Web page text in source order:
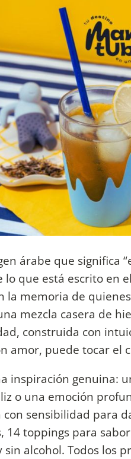
árabe que significa
que está escrito en
la memoria de
mezcla casera de
construida con
amor, puede tocar el
inspiración genuina:
o una emoción
sensibilidad para
14 toppings para
alcohol. Todos los